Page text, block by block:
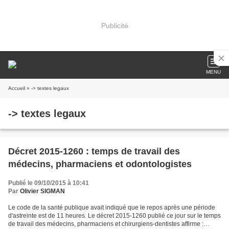
Publicité
MENU
Accueil » -> textes legaux
-> textes legaux
Décret 2015-1260 : temps de travail des
médecins, pharmaciens et odontologistes
Publié le 09/10/2015 à 10:41
Par Olivier SIGMAN
Le code de la santé publique avait indiqué que le repos après une période
d'astreinte est de 11 heures. Le décret 2015-1260 publié ce jour sur le temps
de travail des médecins, pharmaciens et chirurgiens-dentistes affirme :